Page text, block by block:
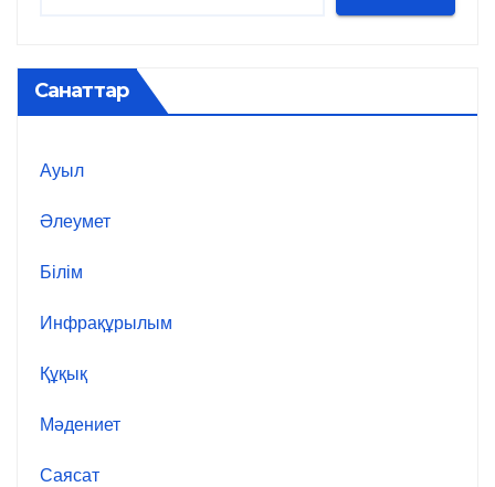
Санаттар
Ауыл
Әлеумет
Білім
Инфрақұрылым
Құқық
Мәдениет
Саясат